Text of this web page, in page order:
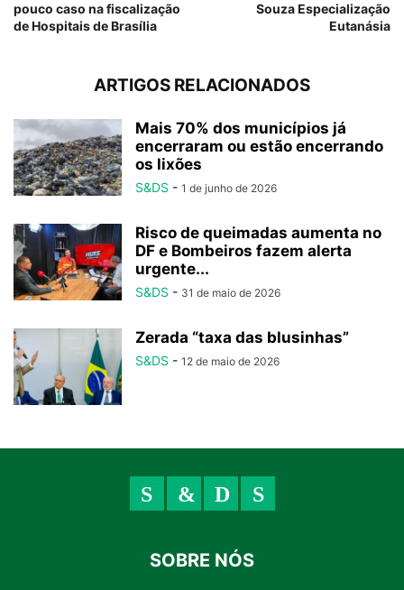
pouco caso na fiscalização
de Hospitais de Brasília
Souza Especialização
Eutanásia
ARTIGOS RELACIONADOS
Mais 70% dos municípios já
encerraram ou estão encerrando
os lixões
S&DS - 1 de junho de 2026
Risco de queimadas aumenta no
DF e Bombeiros fazem alerta
urgente...
S&DS - 31 de maio de 2026
Zerada “taxa das blusinhas”
S&DS - 12 de maio de 2026
SOBRE NÓS